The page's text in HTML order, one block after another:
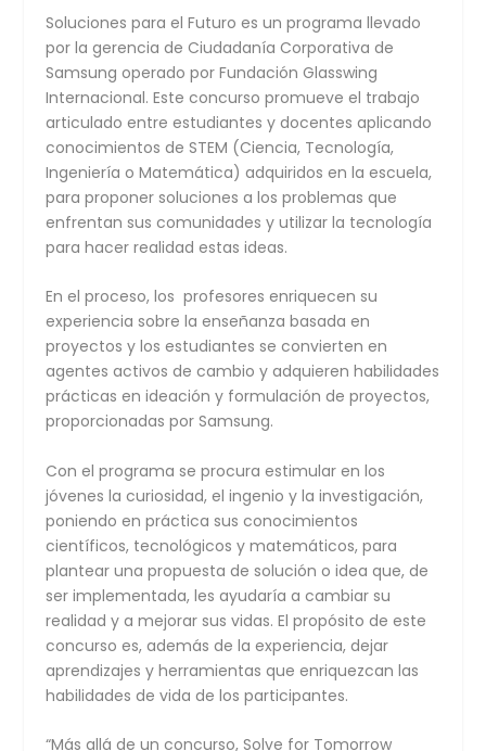
Soluciones para el Futuro es un programa llevado
por la gerencia de Ciudadanía Corporativa de
Samsung operado por Fundación Glasswing
Internacional. Este concurso promueve el trabajo
articulado entre estudiantes y docentes aplicando
conocimientos de STEM (Ciencia, Tecnología,
Ingeniería o Matemática) adquiridos en la escuela,
para proponer soluciones a los problemas que
enfrentan sus comunidades y utilizar la tecnología
para hacer realidad estas ideas.
En el proceso, los profesores enriquecen su
experiencia sobre la enseñanza basada en
proyectos y los estudiantes se convierten en
agentes activos de cambio y adquieren habilidades
prácticas en ideación y formulación de proyectos,
proporcionadas por Samsung.
Con el programa se procura estimular en los
jóvenes la curiosidad, el ingenio y la investigación,
poniendo en práctica sus conocimientos
científicos, tecnológicos y matemáticos, para
plantear una propuesta de solución o idea que, de
ser implementada, les ayudaría a cambiar su
realidad y a mejorar sus vidas. El propósito de este
concurso es, además de la experiencia, dejar
aprendizajes y herramientas que enriquezcan las
habilidades de vida de los participantes.
“Más allá de un concurso, Solve for Tomorrow